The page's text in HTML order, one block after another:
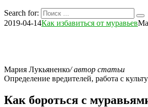
Search for:
2019-04-14Как избавиться от муравьев
Мария Лукьяненко/ автор статьи
Определение вредителей, работа с
Как бороться с